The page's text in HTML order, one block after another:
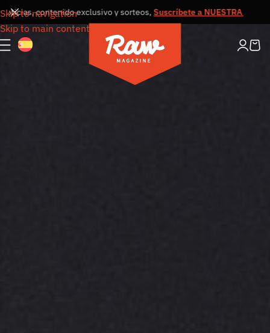
Skip to navigation
Skip to main content
contenido exclusivo y sorteos,Suscríbete a NUESTRA